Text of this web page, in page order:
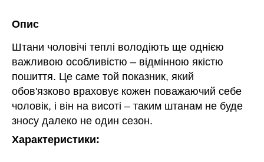
Опис
Штани чоловічі теплі володіють ще однією
важливою особливістю – відмінною якістю
пошиття. Це саме той показник, який
обов'язково враховує кожен поважаючий себе
чоловік, і він на висоті – таким штанам не буде
зносу далеко не один сезон.
Характеристики: